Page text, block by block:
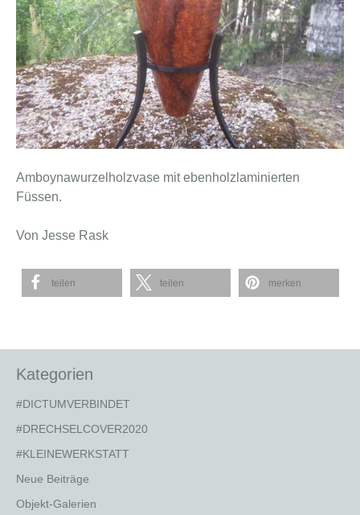
Amboynawurzelholzvase mit ebenholzlaminierten
Füssen.
Von Jesse Rask
teilen teilen merken
Kategorien
#DICTUMVERBINDET
#DRECHSELCOVER2020
#KLEINEWERKSTATT
Neue Beiträge
Objekt-Galerien